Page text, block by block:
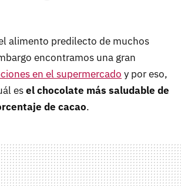
alimento predilecto de muchos
encontramos una gran
en el supermercado y por eso,
esel chocolate más saludable de
de cacao.